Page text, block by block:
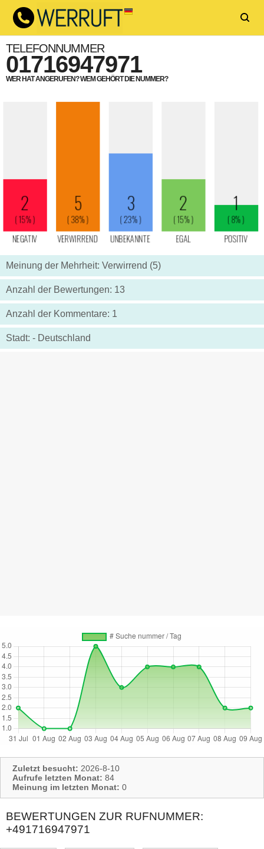
TELEFONNUMMER
01716947971
WER HAT ANGERUFEN? WEM GEHÖRT DIE NUMMER?
Meinung der Mehrheit: Verwirrend (5)
Anzahl der Bewertungen: 13
Anzahl der Kommentare: 1
Stadt: - Deutschland
Zuletzt besucht: 2026-8-10
Aufrufe letzten Monat: 84
Meinung im letzten Monat: 0
BEWERTUNGEN ZUR RUFNUMMER:
+491716947971